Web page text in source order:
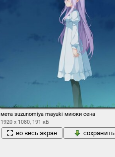
мета suzunomiya mayuki миюки сена
1920 x 1080, 191 кБ
во весь экран сохранить